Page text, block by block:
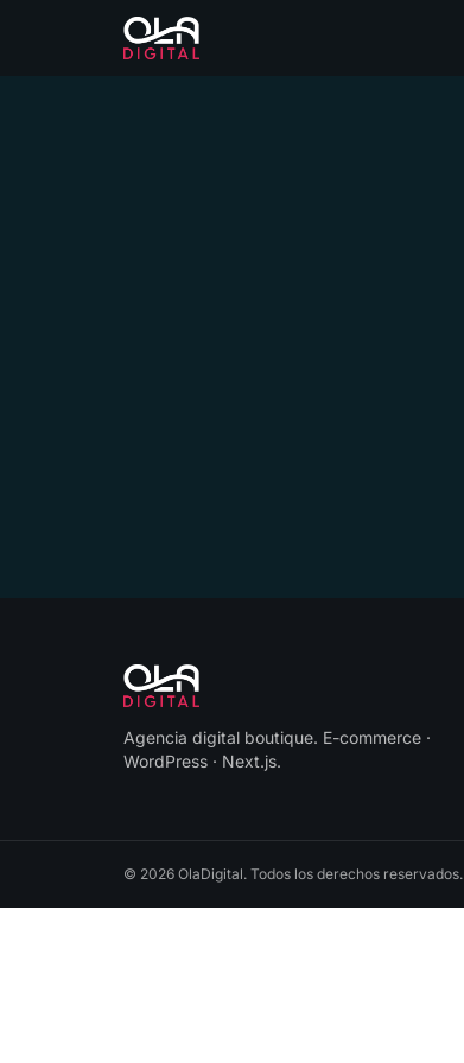
Agencia digital boutique. E-commerce ·
WordPress · Next.js.
© 2026 OlaDigital. Todos los derechos reservados.